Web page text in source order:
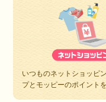
いつものネットショッピ
プとモッピーのポイント